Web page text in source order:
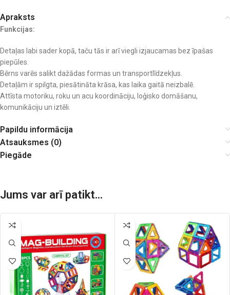
Apraksts
Funkcijas:
Detaļas labi sader kopā, taču tās ir arī viegli izjaucamas bez īpašas
piepūles.
Bērns varēs salikt dažādas formas un transportlīdzekļus.
Detaļām ir spilgta, piesātināta krāsa, kas laika gaitā neizbalē.
Attīsta motoriku, roku un acu koordināciju, loģisko domāšanu,
komunikāciju un iztēli.
Papildu informācija
Atsauksmes (0)
Piegāde
Jums var arī patikt...